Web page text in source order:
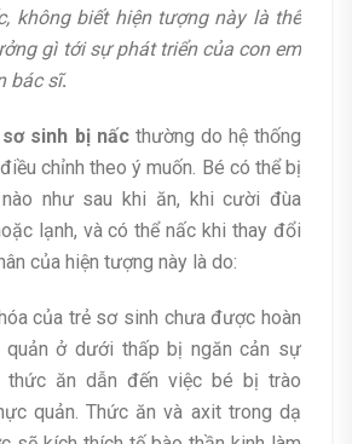
không biết hiện tượng này là thế
gì tới sự phát triển của con em
bác sĩ.
sinh bị nấc thường do hệ thống
chỉnh theo ý muốn. Bé có thể bị
như sau khi ăn, khi cười đùa
lạnh, và có thể nấc khi thay đổi
của hiện tượng này là do:
của trẻ sơ sinh chưa được hoàn
quản ở dưới thấp bị ngăn cản sự
thức ăn dẫn đến việc bé bị trào
quản. Thức ăn và axit trong dạ